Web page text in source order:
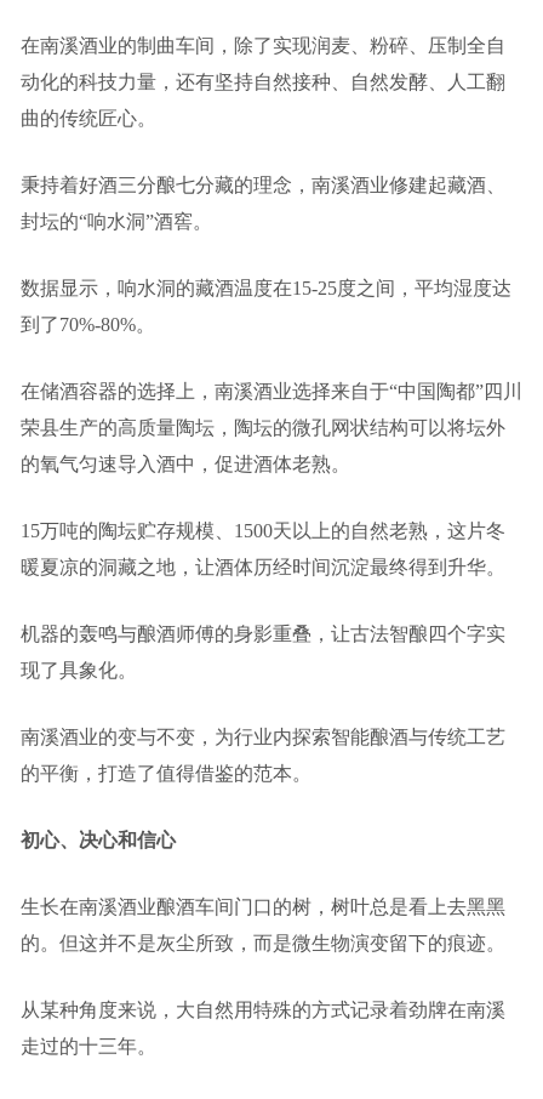
在南溪酒业的制曲车间，除了实现润麦、粉碎、压制全自
动化的科技力量，还有坚持自然接种、自然发酵、人工翻
曲的传统匠心。
秉持着好酒三分酿七分藏的理念，南溪酒业修建起藏酒、
封坛的“响水洞”酒窖。
数据显示，响水洞的藏酒温度在15-25度之间，平均湿度达
到了70%-80%。
在储酒容器的选择上，南溪酒业选择来自于“中国陶都”四川
荣县生产的高质量陶坛，陶坛的微孔网状结构可以将坛外
的氧气匀速导入酒中，促进酒体老熟。
15万吨的陶坛贮存规模、1500天以上的自然老熟，这片冬
暖夏凉的洞藏之地，让酒体历经时间沉淀最终得到升华。
机器的轰鸣与酿酒师傅的身影重叠，让古法智酿四个字实
现了具象化。
南溪酒业的变与不变，为行业内探索智能酿酒与传统工艺
的平衡，打造了值得借鉴的范本。
初心、决心和信心
生长在南溪酒业酿酒车间门口的树，树叶总是看上去黑黑
的。但这并不是灰尘所致，而是微生物演变留下的痕迹。
从某种角度来说，大自然用特殊的方式记录着劲牌在南溪
走过的十三年。